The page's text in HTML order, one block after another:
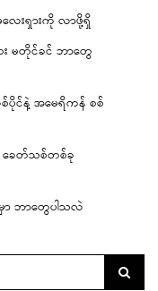
မလေးရှားကို လာဖို့ရှိ
မတိုင်ခင် ဘာတွေ
ပိုင်နဲ့ အမေရိကန် စစ်
ေတ်သစ်တစ်ခု
မှာ ဘာတွေပါသလဲ